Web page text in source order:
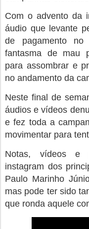
Com o advento da
áudio que levante
de pagamento
fantasma de mau
para assombrar e
no andamento da
Neste final de
áudios e vídeos
e fez toda a
movimentar para
Notas, vídeos e
instagram dos
Paulo Marinho
mas pode ter sido
que ronda aquele